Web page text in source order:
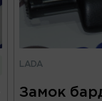
LADA
Замок